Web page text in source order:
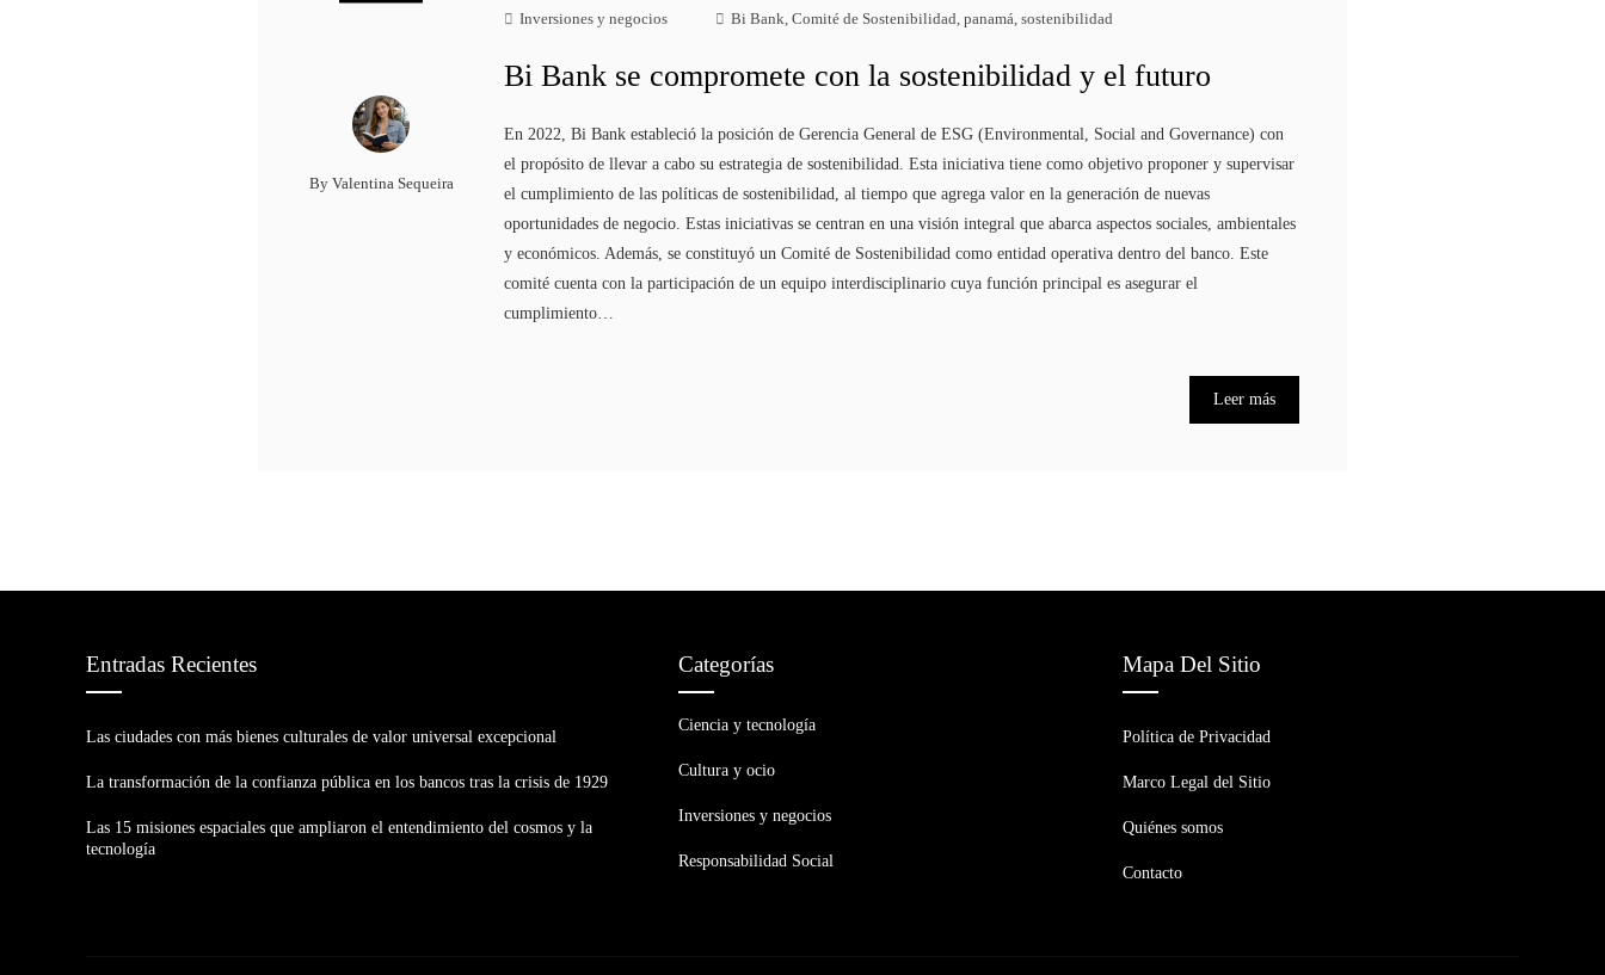
By Valentina Sequeira
Inversiones y negocios Bi Bank ,Comité de Sostenibilidad ,panamá ,sostenibilidad
Bi Bank se compromete con la sostenibilidad y el futuro
En 2022, Bi Bank estableció la posición de Gerencia General de ESG (Environmental, Social and Governance) con
el propósito de llevar a cabo su estrategia de sostenibilidad. Esta iniciativa tiene como objetivo proponer y supervisar
el cumplimiento de las políticas de sostenibilidad, al tiempo que agrega valor en la generación de nuevas
oportunidades de negocio. Estas iniciativas se centran en una visión integral que abarca aspectos sociales, ambientales
y económicos. Además, se constituyó un Comité de Sostenibilidad como entidad operativa dentro del banco. Este
comité cuenta con la participación de un equipo interdisciplinario cuya función principal es asegurar el
cumplimiento…
Leer más
Entradas Recientes
Las ciudades con más bienes culturales de valor universal excepcional
La transformación de la confianza pública en los bancos tras la crisis de 1929
Las 15 misiones espaciales que ampliaron el entendimiento del cosmos y la
tecnología
Categorías
Ciencia y tecnología
Cultura y ocio
Inversiones y negocios
Responsabilidad Social
Mapa Del Sitio
Política de Privacidad
Marco Legal del Sitio
Quiénes somos
Contacto